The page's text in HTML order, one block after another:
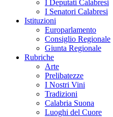
I Deputati Calabresi
I Senatori Calabresi
Istituzioni
Europarlamento
Consiglio Regionale
Giunta Regionale
Rubriche
Arte
Prelibatezze
I Nostri Vini
Tradizioni
Calabria Suona
Luoghi del Cuore